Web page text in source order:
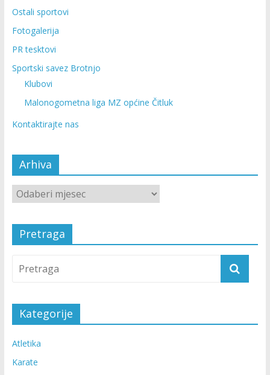
Ostali sportovi
Fotogalerija
PR tesktovi
Sportski savez Brotnjo
Klubovi
Malonogometna liga MZ općine Čitluk
Kontaktirajte nas
Arhiva
Pretraga
Kategorije
Atletika
Karate